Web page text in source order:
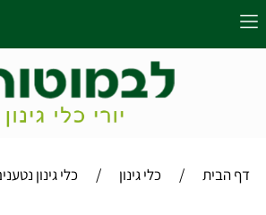
דף הבית / כלי גינון / כלי גינון